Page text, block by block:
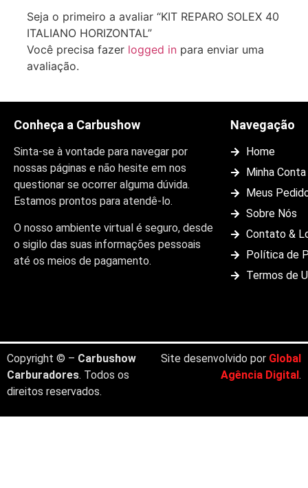
Seja o primeiro a avaliar “KIT REPARO SOLEX 40
ITALIANO HORIZONTAL”
Você precisa fazer logged in para enviar uma
avaliação.
Conheça a Carbushow
Sinta-se à vontade para navegar por
nossas páginas e não hesite em nos
questionar se ocorrer alguma dúvida.
Estamos prontos para atendê-lo.
O nosso ambiente virtual é seguro, desde
o sigilo das suas informações pessoais
até os meios de pagamento.
Navegação
Home
Minha Conta
Meus
Sobre Nós
Contato &
Política de
Termos de
Copyright © – Carbushow
Carburadores. Todos os
direitos reservados.
Site desenvolvido por Global
Agência Digital.